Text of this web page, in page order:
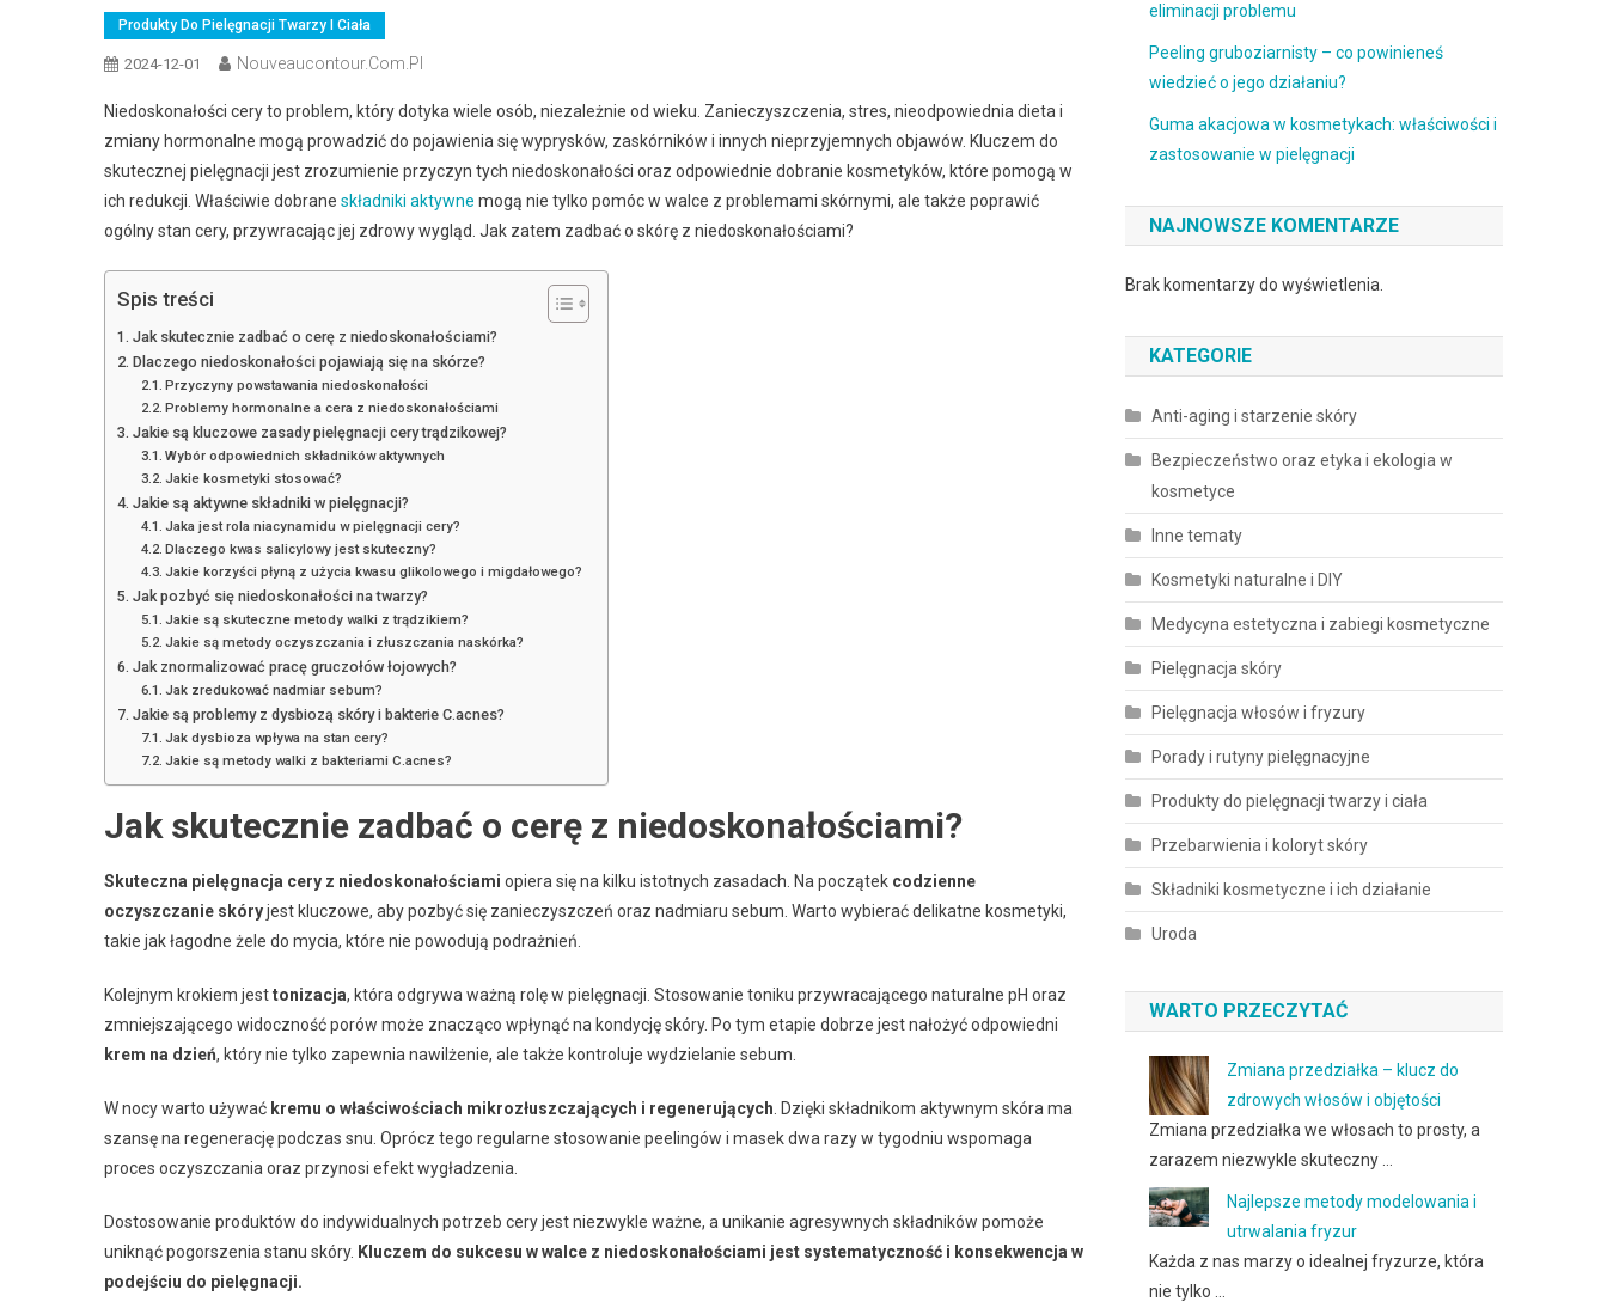
Produkty Do Pielęgnacji Twarzy I Ciała
2024-12-01 Nouveaucontour.com.pl
Niedoskonałości cery to problem, który dotyka wiele osób, niezależnie od wieku. Zanieczyszczenia, stres, nieodpowiednia dieta i
zmiany hormonalne mogą prowadzić do pojawienia się wyprysków, zaskórników i innych nieprzyjemnych objawów. Kluczem do
skutecznej pielęgnacji jest zrozumienie przyczyn tych niedoskonałości oraz odpowiednie dobranie kosmetyków, które pomogą w
ich redukcji. Właściwie dobrane składniki aktywne mogą nie tylko pomóc w walce z problemami skórnymi, ale także poprawić
ogólny stan cery, przywracając jej zdrowy wygląd. Jak zatem zadbać o skórę z niedoskonałościami?
Spis treści
Jak skutecznie zadbać o cerę z niedoskonałościami?
Dlaczego niedoskonałości pojawiają się na skórze?
Przyczyny powstawania niedoskonałości
Problemy hormonalne a cera z niedoskonałościami
Jakie są kluczowe zasady pielęgnacji cery trądzikowej?
Wybór odpowiednich składników aktywnych
Jakie kosmetyki stosować?
Jakie są aktywne składniki w pielęgnacji?
Jaka jest rola niacynamidu w pielęgnacji cery?
Dlaczego kwas salicylowy jest skuteczny?
Jakie korzyści płyną z użycia kwasu glikolowego i migdałowego?
Jak pozbyć się niedoskonałości na twarzy?
Jakie są skuteczne metody walki z trądzikiem?
Jakie są metody oczyszczania i złuszczania naskórka?
Jak znormalizować pracę gruczołów łojowych?
Jak zredukować nadmiar sebum?
Jakie są problemy z dysbiozą skóry i bakterie C.acnes?
Jak dysbioza wpływa na stan cery?
Jakie są metody walki z bakteriami C.acnes?
Jak skutecznie zadbać o cerę z niedoskonałościami?
Skuteczna pielęgnacja cery z niedoskonałościami opiera się na kilku istotnych zasadach. Na początek codzienne
oczyszczanie skóryjest kluczowe, aby pozbyć się zanieczyszczeń oraz nadmiaru sebum. Warto wybierać delikatne kosmetyki,
takie jak łagodne żele do mycia, które nie powodują podrażnień.
Kolejnym krokiem jesttonizacja, która odgrywa ważną rolę w pielęgnacji. Stosowanie toniku przywracającego naturalne pH oraz
zmniejszającego widoczność porów może znacząco wpłynąć na kondycję skóry. Po tym etapie dobrze jest nałożyć odpowiedni
krem na dzień, który nie tylko zapewnia nawilżenie, ale także kontroluje wydzielanie sebum.
W nocy warto używać kremu o właściwościach mikrozłuszczających i regenerujących . Dzięki składnikom aktywnym skóra ma
szansę na regenerację podczas snu. Oprócz tego regularne stosowanie peelingów i masek dwa razy w tygodniu wspomaga
proces oczyszczania oraz przynosi efekt wygładzenia.
Dostosowanie produktów do indywidualnych potrzeb cery jest niezwykle ważne, a unikanie agresywnych składników pomoże
uniknąć pogorszenia stanu skóry. Kluczem do sukcesu w walce z niedoskonałościami jest systematyczność i konsekwencja w
podejściu do pielęgnacji.
eliminacji problemu
Peeling gruboziarnisty – co powinieneś
wiedzieć o jego działaniu?
Guma akacjowa w kosmetykach: właściwości i
zastosowanie w pielęgnacji
NAJNOWSZE KOMENTARZE
Brak komentarzy do wyświetlenia.
KATEGORIE
Anti-aging i starzenie skóry
Bezpieczeństwo oraz etyka i ekologia w
kosmetyce
Inne tematy
Kosmetyki naturalne i DIY
Medycyna estetyczna i zabiegi kosmetyczne
Pielęgnacja skóry
Pielęgnacja włosów i fryzury
Porady i rutyny pielęgnacyjne
Produkty do pielęgnacji twarzy i ciała
Przebarwienia i koloryt skóry
Składniki kosmetyczne i ich działanie
Uroda
WARTO PRZECZYTAĆ
Zmiana przedziałka – klucz do
zdrowych włosów i objętości
Zmiana przedziałka we włosach to prosty, a
zarazem niezwykle skuteczny …
Najlepsze metody modelowania i
utrwalania fryzur
Każda z nas marzy o idealnej fryzurze, która
nie tylko …